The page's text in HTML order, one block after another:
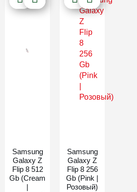
Samsung
Galaxy Z
Flip 8 512
Gb (Cream
|
Samsung
Galaxy Z
Flip 8 256
Gb (Pink |
Розовый)